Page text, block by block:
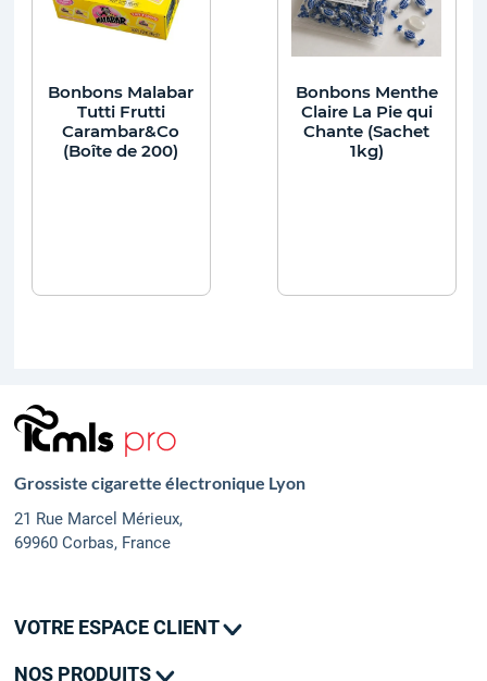
Bonbons Malabar
Tutti Frutti
Carambar&Co
(Boîte de 200)
Bonbons Menthe
Claire La Pie qui
Chante (Sachet
1kg)
Grossiste cigarette électronique Lyon
21 Rue Marcel Mérieux,
69960 Corbas, France
VOTRE ESPACE CLIENT
NOS PRODUITS